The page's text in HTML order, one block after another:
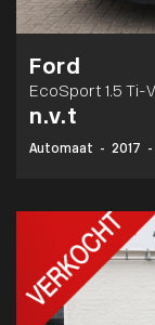
Ford
EcoSport 1.5 Ti-
n.v.t
Automaat - 2017 -